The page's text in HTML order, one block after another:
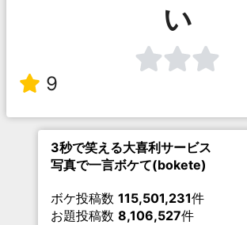
い
9
3秒で笑える大喜利サービス
写真で一言ボケて(bokete)
ボケ投稿数 115,501,231件
お題投稿数 8,106,527件